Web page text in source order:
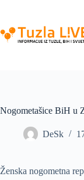
content
Nogometašice BiH u
DeSk
Ženska nogometna